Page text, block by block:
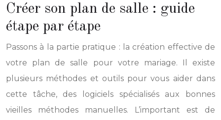
Créer son plan de salle : guide
étape par étape
Passons à la partie pratique : la création effective de
votre plan de salle pour votre mariage. Il existe
plusieurs méthodes et outils pour vous aider dans
cette tâche, des logiciels spécialisés aux bonnes
vieilles méthodes manuelles. L’important est de